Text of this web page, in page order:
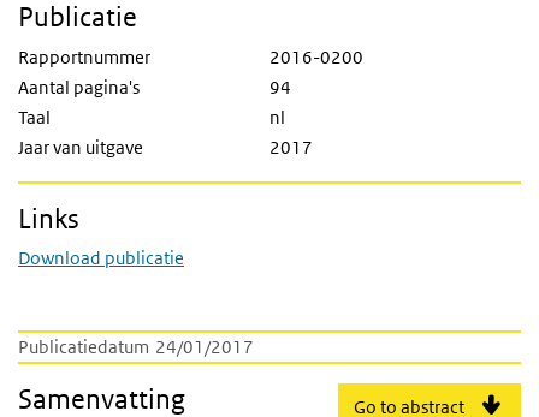
Publicatiedatum 24/01/2017
Go to abstract
Samenvatting
Publicatie
Rapportnummer
2016-0200
Aantal pagina's
94
Taal
nl
Jaar van uitgave
2017
Links
Download publicatie